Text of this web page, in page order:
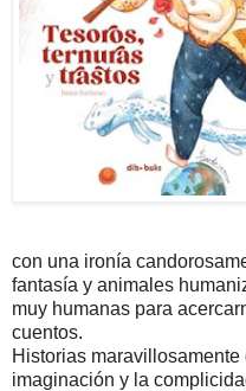
con una ironía
fantasía y animales
muy humanas para
cuentos.
Historias
imaginación y la